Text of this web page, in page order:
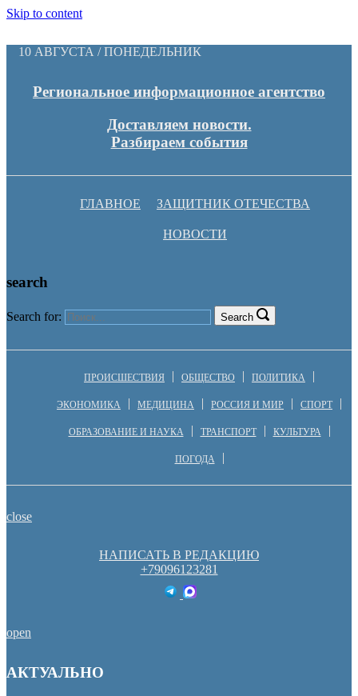
Skip to content
10 АВГУСТА / ПОНЕДЕЛЬНИК
Региональное информационное агентство
Доставляем новости.
Разбираем события
ГЛАВНОЕ ЗАЩИТНИК ОТЕЧЕСТВА
НОВОСТИ
search
Search for: Search
ПРОИСШЕСТВИЯ ОБЩЕСТВО ПОЛИТИКА
ЭКОНОМИКА МЕДИЦИНА РОССИЯ И МИР СПОРТ
ОБРАЗОВАНИЕ И НАУКА ТРАНСПОРТ КУЛЬТУРА
ПОГОДА
close
НАПИСАТЬ В РЕДАКЦИЮ
+79096123281
open
АКТУАЛЬНО